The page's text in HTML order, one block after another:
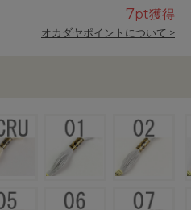
7pt獲得
オカダヤポイントについて >